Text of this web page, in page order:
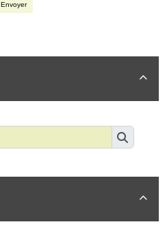
Envoyer

